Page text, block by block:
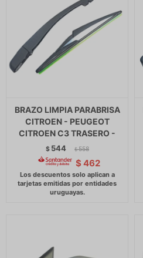
BRAZO LIMPIA PARABRISA
CITROEN - PEUGEOT
CITROEN C3 TRASERO -
$ 544 $ 558
$ 462